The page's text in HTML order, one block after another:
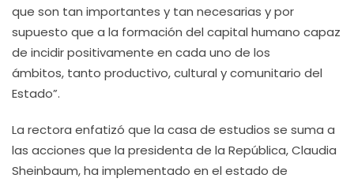
que son tan importantes y tan necesarias y por
supuesto que a la formación del capital humano capaz
de incidir positivamente en cada uno de los
ámbitos, tanto productivo, cultural y comunitario del
Estado”.
La rectora enfatizó que la casa de estudios se suma a
las acciones que la presidenta de la República, Claudia
Sheinbaum, ha implementado en el estado de